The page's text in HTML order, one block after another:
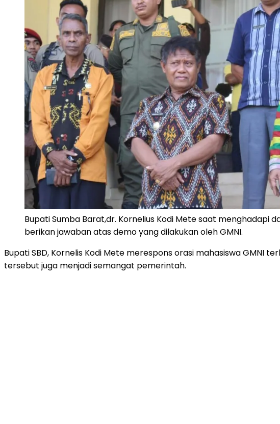
Bupati Sumba Barat,dr. Kornelius Kodi Mete saat menghadapi
berikan jawaban atas demo yang dilakukan oleh GMNI.
Bupati SBD, Kornelis Kodi Mete merespons orasi mahasiswa
tersebut juga menjadi semangat pemerintah.